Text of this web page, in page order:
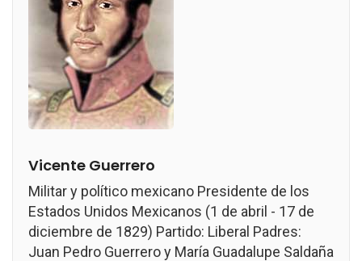
Vicente Guerrero
Militar y político mexicano Presidente de los
Estados Unidos Mexicanos (1 de abril - 17 de
diciembre de 1829) Partido: Liberal Padres:
Juan Pedro Guerrero y María Guadalupe Saldaña